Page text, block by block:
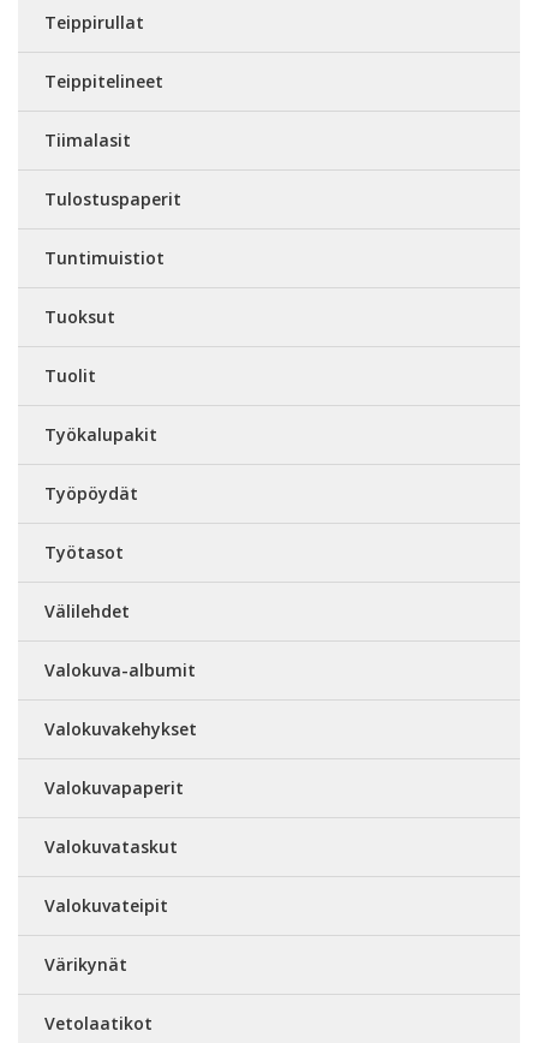
Teippirullat
Teippitelineet
Tiimalasit
Tulostuspaperit
Tuntimuistiot
Tuoksut
Tuolit
Työkalupakit
Työpöydät
Työtasot
Välilehdet
Valokuva-albumit
Valokuvakehykset
Valokuvapaperit
Valokuvataskut
Valokuvateipit
Värikynät
Vetolaatikot